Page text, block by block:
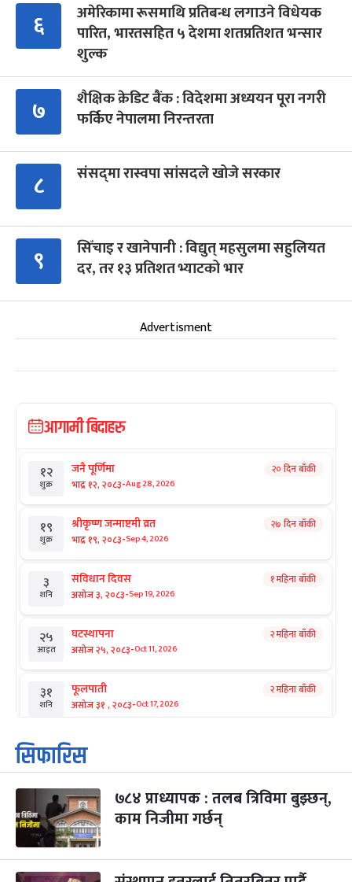
६
अमेरिकामा रूसमाथि प्रतिबन्ध लगाउने विधेयक
पारित, भारतसहित ५ देशमा शतप्रतिशत भन्सार
शुल्क
७
शैक्षिक क्रेडिट बैंक : विदेशमा अध्ययन पूरा नगरी
फर्किए नेपालमा निरन्तरता
८ संसद्‍मा रास्वपा सांसदले खोजे सरकार
९
सिँचाइ र खानेपानी : विद्युत् महसुलमा सहुलियत
दर, तर १३ प्रतिशत भ्याटको भार
Advertisment
आगामी बिदाहरु
१२
शुक्र
जनै पूर्णिमा
भाद्र १२, २०८३-Aug 28, 2026
२० दिन बाँकी
१९
शुक्र
श्रीकृष्ण जन्माष्टमी व्रत
भाद्र १९, २०८३-Sep 4, 2026
२७ दिन बाँकी
३
शनि
संविधान दिवस
असोज ३, २०८३-Sep 19, 2026
१ महिना बाँकी
२५
आइत
घटस्थापना
असोज २५, २०८३-Oct 11, 2026
२ महिना बाँकी
३१
शनि
फूलपाती
असोज ३१ , २०८३-Oct 17, 2026
२ महिना बाँकी
१
आइत
कार्तिक सङ्क्रान्ति
कार्तिक १, २०८३
३
मंगल
महानवमी
कार्तिक ३, २०८३-Oct 20, 2026
२ महिना बाँकी
४
बुध कार्तिक ४, २०८३
सिफारिस
७८४ प्राध्यापक : तलब त्रिविमा बुझ्छन्,
काम निजीमा गर्छन्